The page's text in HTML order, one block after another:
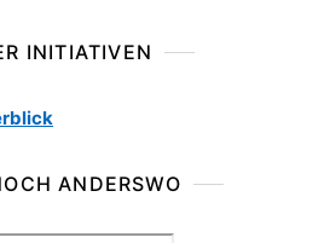
INITIATIVEN
ANDERSWO